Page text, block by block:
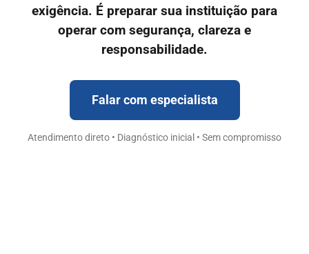
exigência. É preparar sua instituição para
operar com segurança, clareza e
responsabilidade.
Falar com especialista
Atendimento direto • Diagnóstico inicial • Sem compromisso